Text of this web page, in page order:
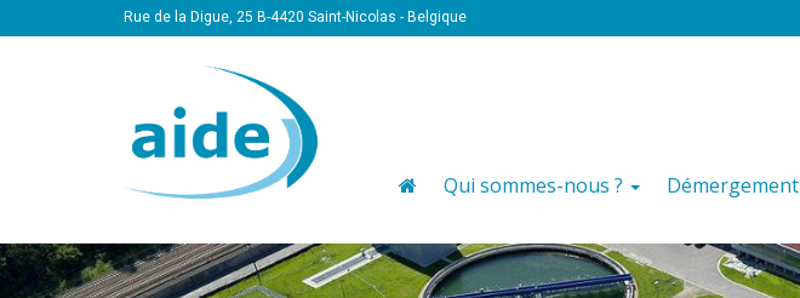
Rue de la Digue, 25 B-4420 Saint-Nicolas - Belgique
Qui sommes-nous ? Démergement